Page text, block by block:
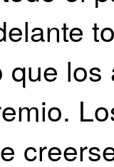
que